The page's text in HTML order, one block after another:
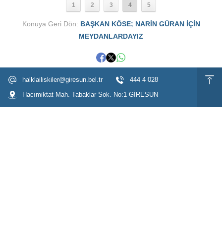
1 2 3 4 5
Konuya Geri Dön: BAŞKAN KÖSE; NARİN GÜRAN İÇİN
MEYDANLARDAYIZ
halklailiskiler@giresun.bel.tr
444 4 028
Hacımiktat Mah. Tabaklar Sok. No:1 GİRESUN